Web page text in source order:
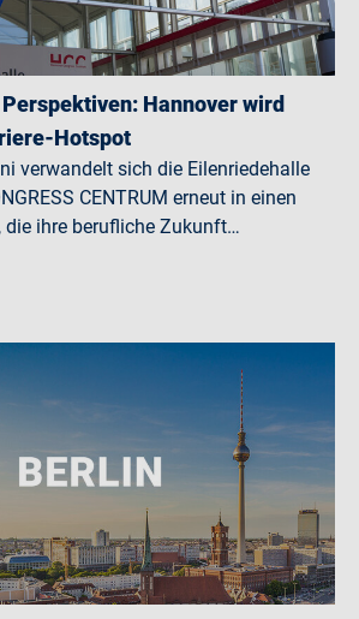
Hannover wird
Hotspot
verwandelt sich die Eilenriedehalle
CENTRUM erneut in einen
ihre berufliche Zukunft…